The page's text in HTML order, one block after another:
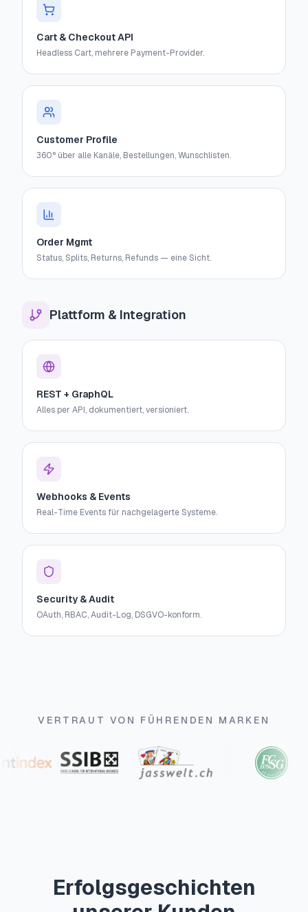
Cart & Checkout API
Headless Cart, mehrere Payment-Provider.
Customer Profile
360° über alle Kanäle, Bestellungen, Wunschlisten.
Order Mgmt
Status, Splits, Returns, Refunds — eine Sicht.
Plattform & Integration
REST + GraphQL
Alles per API, dokumentiert, versioniert.
Webhooks & Events
Real-Time Events für nachgelagerte Systeme.
Security & Audit
OAuth, RBAC, Audit-Log, DSGVO-konform.
VERTRAUT VON FÜHRENDEN MARKEN
Erfolgsgeschichten